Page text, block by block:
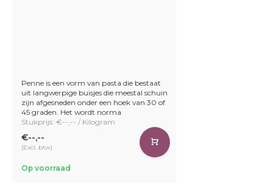
Penne is een vorm van pasta die bestaat
uit langwerpige buisjes die meestal schuin
zijn afgesneden onder een hoek van 30 of
45 graden. Het wordt norma
Stukprijs: €--,-- / Kilogram
€--,--
(Excl. btw)
Op voorraad